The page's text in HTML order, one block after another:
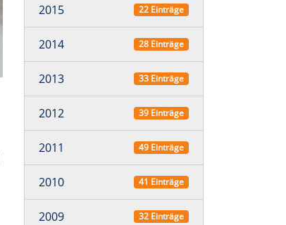
2015 22 Einträge
2014 28 Einträge
2013 33 Einträge
2012 39 Einträge
2011 49 Einträge
2010 41 Einträge
2009 32 Einträge